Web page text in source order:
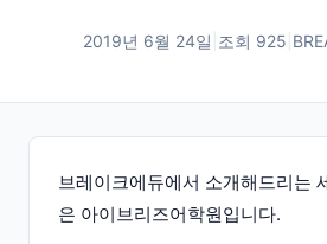
2019년 6월 24일 조회 925
브레이크에듀에서 소개해드리는
은 아이브리즈어학원입니다.